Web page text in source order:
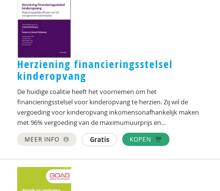
Saskia Wijsbroek
Marco Zuidam
Herziening financieringsstelsel
kinderopvang
De huidige coalitie heeft het voornemen om het
financieringsstelsel voor kinderopvang te herzien. Zij wil de
vergoeding voor kinderopvang inkomensonafhankelijk maken
met 96% vergoeding van de maximumuurprijs en...
MEER INFO Gratis KOPEN